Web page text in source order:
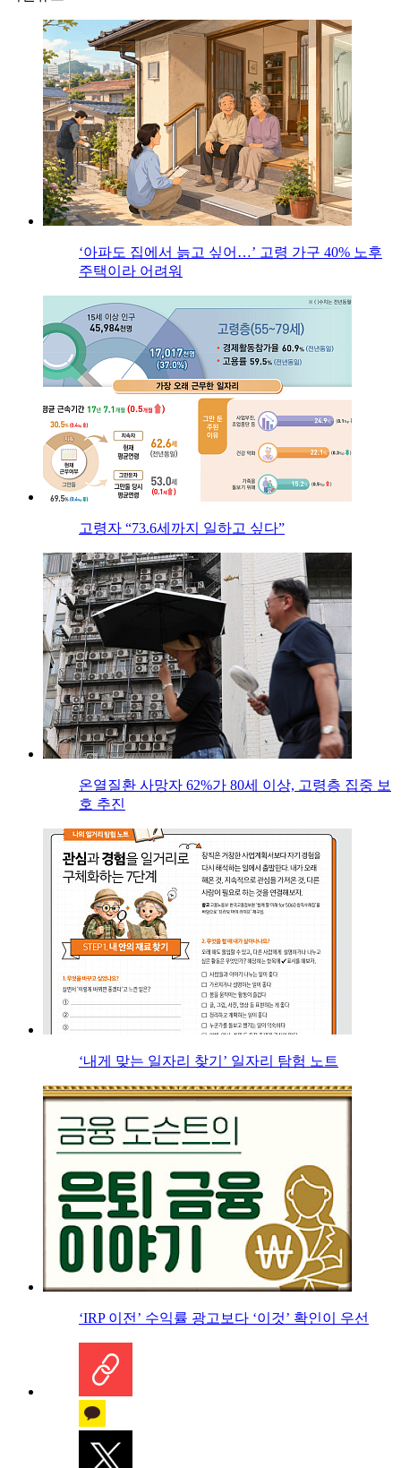
‘아파도 집에서 늙고 싶어…’ 고령 가구 40% 노후
주택이라 어려워
고령자 “73.6세까지 일하고 싶다”
온열질환 사망자 62%가 80세 이상, 고령층 집중 보
호 추진
‘내게 맞는 일자리 찾기’ 일자리 탐험 노트
‘IRP 이전’ 수익률 광고보다 ‘이것’ 확인이 우선